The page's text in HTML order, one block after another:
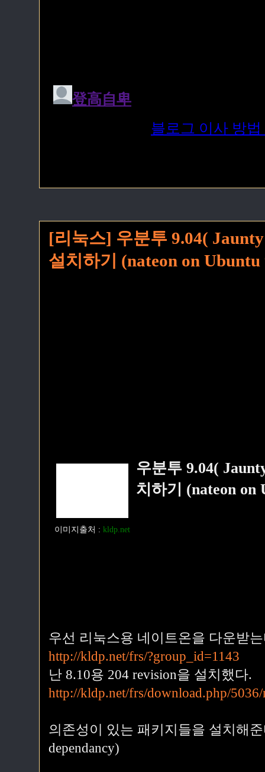
[리눅스] 우분투 9.04(
설치하기 (nateon on
이미지출처 : kldp.net
우분투 9.04(
치하기 (nateon on
우선 리눅스용 네이트온을 다운받
http://kldp.net/frs/?group_id=1143
난 8.10용 204 revision을 설치했다.
http://kldp.net/frs/download.php/
의존성이 있는 패키지들을 설치해준
dependancy)